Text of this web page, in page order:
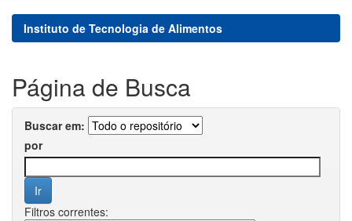
Instituto de Tecnologia de Alimentos
Página de Busca
Buscar em:
por
Filtros correntes: